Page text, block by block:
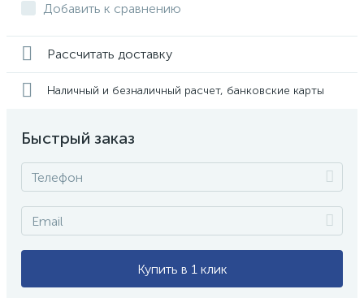
Добавить к сравнению
Рассчитать доставку
Наличный и безналичный расчет, банковские карты
Быстрый заказ
Купить в 1 клик